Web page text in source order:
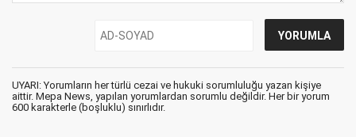
UYARI: Yorumların her türlü cezai ve hukuki sorumluluğu yazan kişiye
aittir. Mepa News, yapılan yorumlardan sorumlu değildir. Her bir yorum
600 karakterle (boşluklu) sınırlıdır.